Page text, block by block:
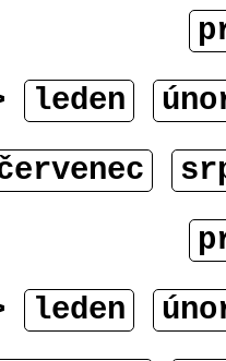
leden
leden